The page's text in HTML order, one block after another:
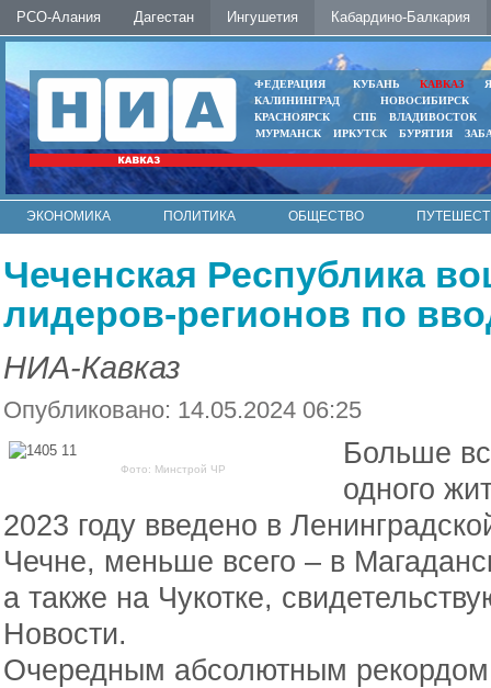
РСО-Алания Дагестан Ингушетия Кабардино-Балкария
ФЕДЕРАЦИЯ КУБАНЬ КАВКАЗ
КАЛИНИНГРАД
НОВОСИБИРСК
КРАСНОЯРСК
СПБ
ВЛАДИВОСТОК
МУРМАНСК
ИРКУТСК БУРЯТИЯ
ЭКОНОМИКА ПОЛИТИКА ОБЩЕСТВО
Чеченская Республика
лидеров-регионов по
НИА-Кавказ
Опубликовано: 14.05.2024 06:25
Фото: Минстрой ЧР
Больше
одного
2023 году введено в
Чечне, меньше всего – в
а также на Чукотке,
Новости.
Очередным абсолютным